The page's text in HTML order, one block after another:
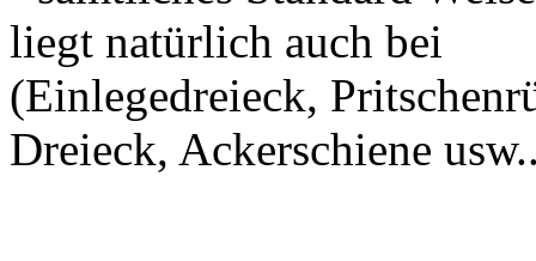
liegt natürlich auch bei
(Einlegedreieck,
Dreieck, Ackerschiene